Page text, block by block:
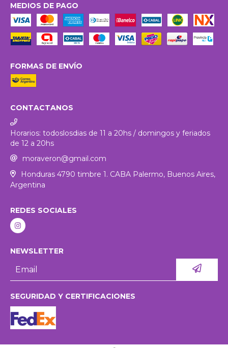
MEDIOS DE PAGO
FORMAS DE ENVÍO
CONTACTANOS
Horarios: todoslosdias de 11 a 20hs / domingos y feriados
de 12 a 20hs
moraveron@gmail.com
Honduras 4790 timbre 1. CABA Palermo, Buenos Aires,
Argentina
REDES SOCIALES
NEWSLETTER
SEGURIDAD Y CERTIFICACIONES